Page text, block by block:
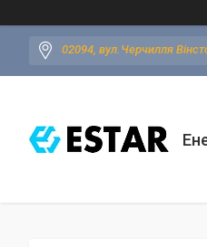
02094, вул.Черчилля